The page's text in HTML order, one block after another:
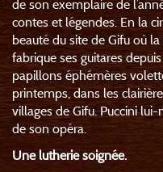
de son exemplaire de
contes et légendes. En la
beauté du site de Gifu où
fabrique ses guitares
papillons éphémères
printemps, dans les
villages de Gifu. Puccini
de son opéra.
Une lutherie soignée.